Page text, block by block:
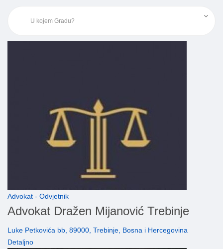
Advokat - Odvjetnik
Advokat Dražen Mijanović Trebinje
Luke Petkovića bb, 89000, Trebinje, Bosna i Hercegovina
Detaljno